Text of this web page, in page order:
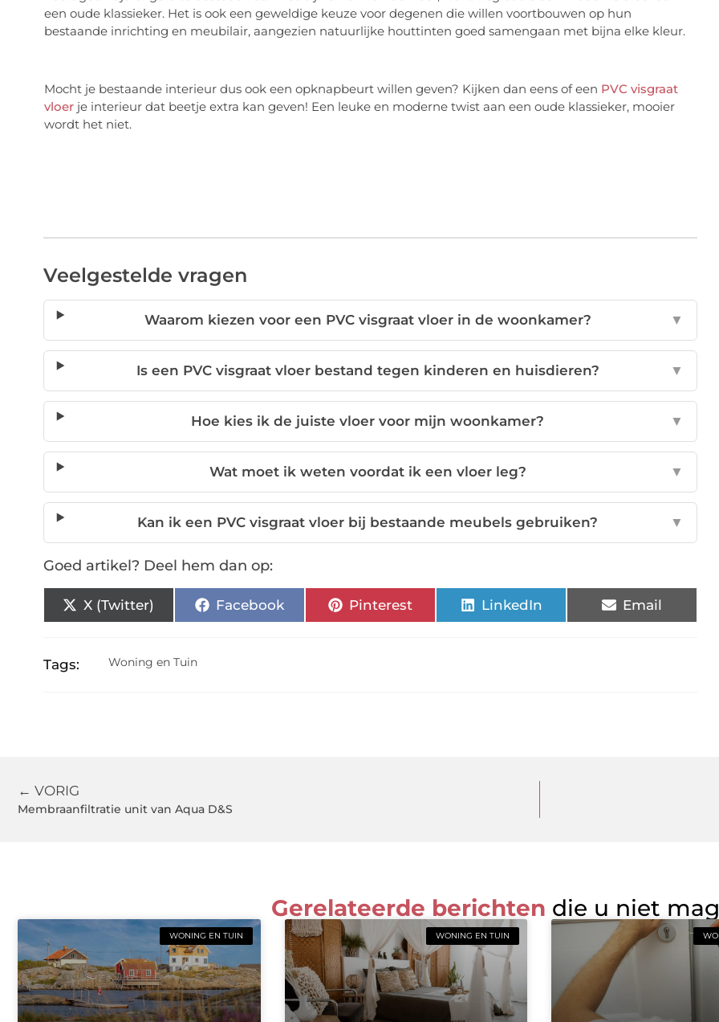
een oude klassieker. Het is ook een geweldige keuze voor degenen die willen voortbouwen op hun
bestaande inrichting en meubilair, aangezien natuurlijke houttinten goed samengaan met bijna elke kleur.
Mocht je bestaande interieur dus ook een opknapbeurt willen geven? Kijken dan eens of een PVC visgraat
vloerje interieur dat beetje extra kan geven! Een leuke en moderne twist aan een oude klassieker, mooier
wordt het niet.
Veelgestelde vragen
Waarom kiezen voor een PVC visgraat vloer in de woonkamer? ▼
Is een PVC visgraat vloer bestand tegen kinderen en huisdieren? ▼
Hoe kies ik de juiste vloer voor mijn woonkamer? ▼
Wat moet ik weten voordat ik een vloer leg? ▼
Kan ik een PVC visgraat vloer bij bestaande meubels gebruiken? ▼
Goed artikel? Deel hem dan op:
X (Twitter) Facebook Pinterest LinkedIn Email
Tags: Woning en Tuin
← VORIG
Membraanfiltratie unit van Aqua D&S
Gerelateerde berichten die u niet
WONING EN TUIN WONING EN TUIN